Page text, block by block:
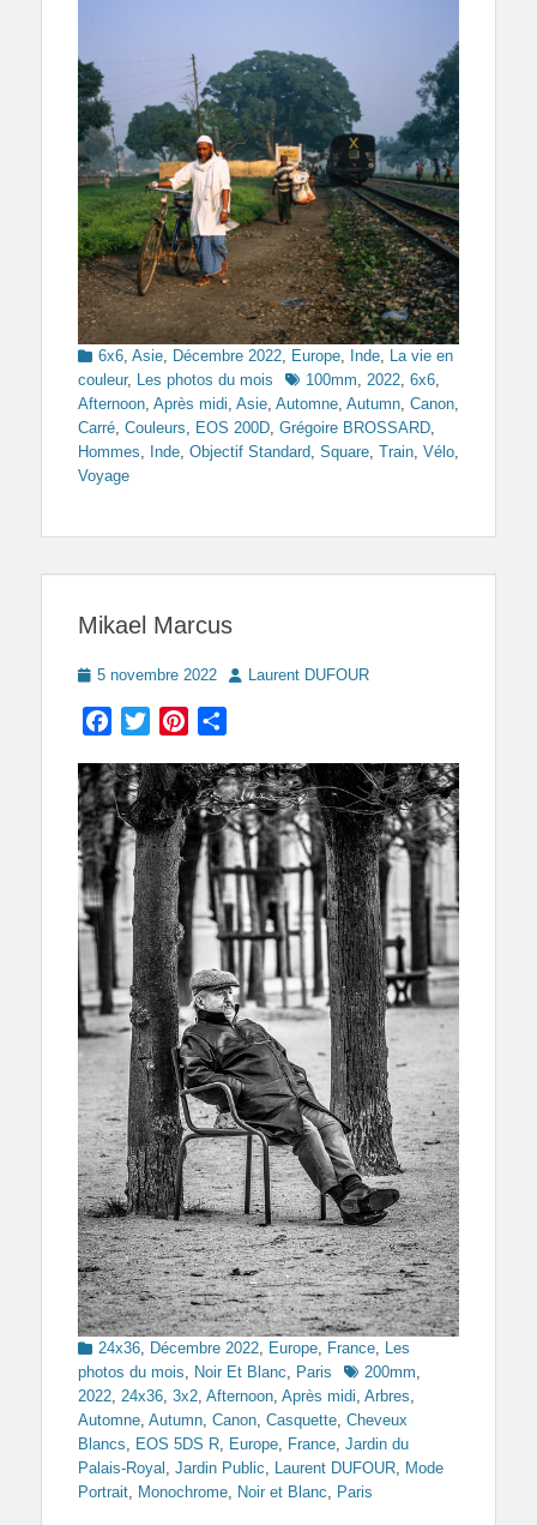
Categories
6x6, Asie, Décembre 2022, Europe, Inde, La vie en
couleur, Les photos du mois Tags100mm, 2022, 6x6,
Afternoon, Après midi, Asie, Automne, Autumn, Canon,
Carré, Couleurs, EOS 200D, Grégoire BROSSARD,
Hommes, Inde, Objectif Standard, Square, Train, Vélo,
Voyage
Mikael Marcus
Posted
5 novembre 2022 AuthorLaurent DUFOUR
Facebook
TwitterPinterest
Categories
24x36, Décembre 2022, Europe, France, Les
photos du mois, Noir Et Blanc, Paris Tags200mm,
2022, 24x36, 3x2, Afternoon, Après midi, Arbres,
Automne, Autumn, Canon, Casquette, Cheveux
Blancs, EOS 5DS R, Europe, France, Jardin du
Palais-Royal , Jardin Public, Laurent DUFOUR, Mode
Portrait, Monochrome, Noir et Blanc, Paris